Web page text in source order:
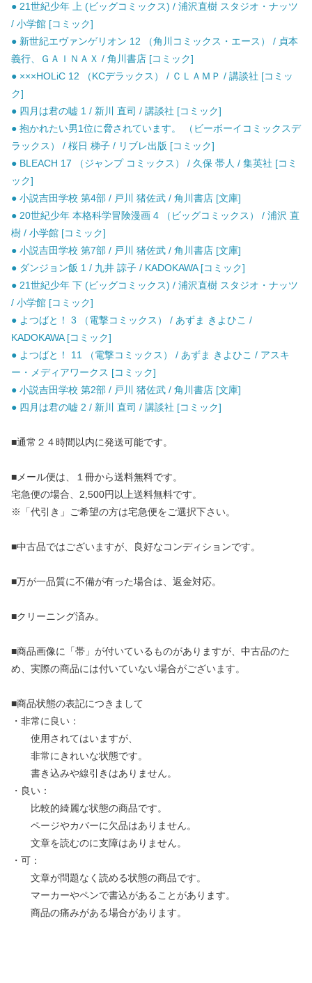
● 21世紀少年 上 (ビッグコミックス) / 浦沢直樹 スタジオ・ナッツ
/ 小学館 [コミック]
● 新世紀エヴァンゲリオン 12 （角川コミックス・エース） / 貞本
義行、ＧＡＩＮＡＸ / 角川書店 [コミック]
● ×××HOLiC 12 （KCデラックス） / ＣＬＡＭＰ / 講談社 [コミッ
ク]
● 四月は君の嘘 1 / 新川 直司 / 講談社 [コミック]
● 抱かれたい男1位に脅されています。 （ビーボーイコミックスデ
ラックス） / 桜日 梯子 / リブレ出版 [コミック]
● BLEACH 17 （ジャンプ コミックス） / 久保 帯人 / 集英社 [コミ
ック]
● 小説吉田学校 第4部 / 戸川 猪佐武 / 角川書店 [文庫]
● 20世紀少年 本格科学冒険漫画 4 （ビッグコミックス） / 浦沢 直
樹 / 小学館 [コミック]
● 小説吉田学校 第7部 / 戸川 猪佐武 / 角川書店 [文庫]
● ダンジョン飯 1 / 九井 諒子 / KADOKAWA [コミック]
● 21世紀少年 下 (ビッグコミックス) / 浦沢直樹 スタジオ・ナッツ
/ 小学館 [コミック]
● よつばと！ 3 （電撃コミックス） / あずま きよひこ /
KADOKAWA [コミック]
● よつばと！ 11 （電撃コミックス） / あずま きよひこ / アスキ
ー・メディアワークス [コミック]
● 小説吉田学校 第2部 / 戸川 猪佐武 / 角川書店 [文庫]
● 四月は君の嘘 2 / 新川 直司 / 講談社 [コミック]
■通常２４時間以内に発送可能です。
■メール便は、１冊から送料無料です。
宅急便の場合、2,500円以上送料無料です。
※「代引き」ご希望の方は宅急便をご選択下さい。
■中古品ではございますが、良好なコンディションです。
■万が一品質に不備が有った場合は、返金対応。
■クリーニング済み。
■商品画像に「帯」が付いているものがありますが、中古品のた
め、実際の商品には付いていない場合がございます。
■商品状態の表記につきまして
・非常に良い：
使用されてはいますが、
非常にきれいな状態です。
書き込みや線引きはありません。
・良い：
比較的綺麗な状態の商品です。
ページやカバーに欠品はありません。
文章を読むのに支障はありません。
・可：
文章が問題なく読める状態の商品です。
マーカーやペンで書込があることがあります。
商品の痛みがある場合があります。